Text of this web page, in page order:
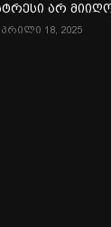
არ
18, 2025